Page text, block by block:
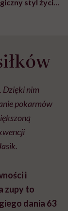
styl życia
Dzięki nim
pokarmów
i
zupy to
dania 63